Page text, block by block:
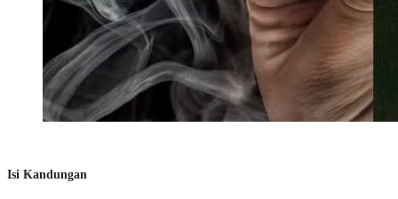
Isi Kandungan